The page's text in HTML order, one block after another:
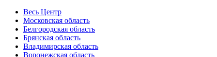
Весь Центр
Московская область
Белгородская область
Брянская область
Владимирская область
Воронежская область